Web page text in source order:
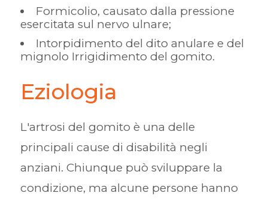
Formicolio, causato dalla pressione
esercitata sul nervo ulnare;
Intorpidimento del dito anulare e del
mignolo Irrigidimento del gomito.
Eziologia
L'artrosi del gomito è una delle
principali cause di disabilità negli
anziani. Chiunque può sviluppare la
condizione, ma alcune persone hanno